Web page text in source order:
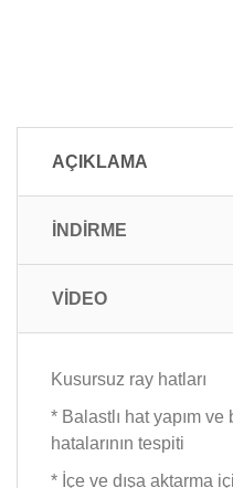
AÇIKLAMA
İNDİRME
VİDEO
Kusursuz ray hatları
* Balastlı hat yapım ve
hatalarının tespiti
* İçe ve dışa aktarma